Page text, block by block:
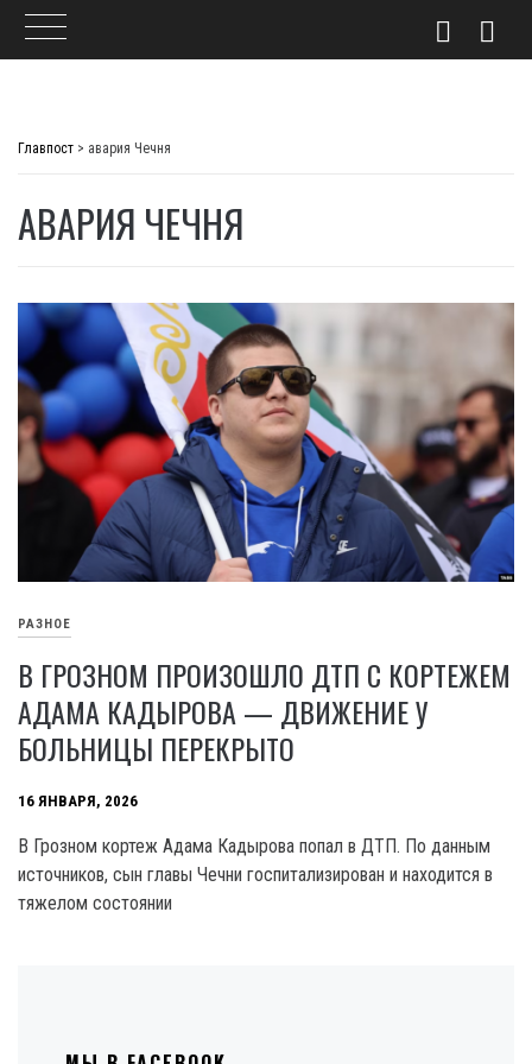
Главпост > авария Чечня
АВАРИЯ ЧЕЧНЯ
РАЗНОЕ
В ГРОЗНОМ ПРОИЗОШЛО ДТП С КОРТЕЖЕМ
АДАМА КАДЫРОВА — ДВИЖЕНИЕ У
БОЛЬНИЦЫ ПЕРЕКРЫТО
16 ЯНВАРЯ, 2026
В Грозном кортеж Адама Кадырова попал в ДТП. По данным
источников, сын главы Чечни госпитализирован и находится в
тяжелом состоянии